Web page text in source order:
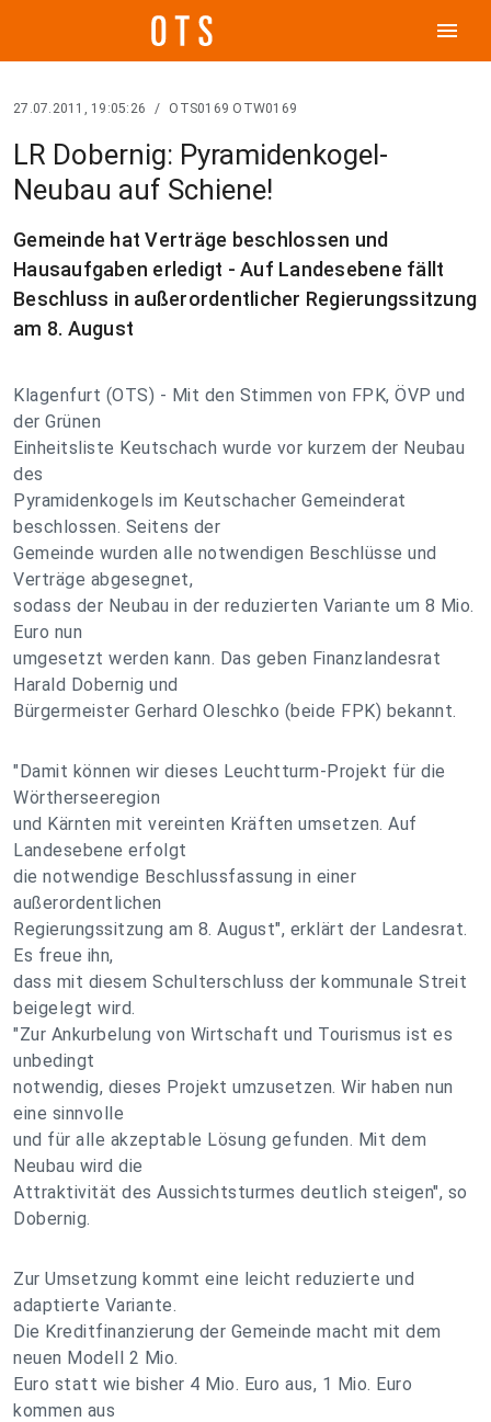
menu
27.07.2011, 19:05:26 / OTS0169 OTW0169
LR Dobernig: Pyramidenkogel-
Neubau auf Schiene!
Gemeinde hat Verträge beschlossen und
Hausaufgaben erledigt - Auf Landesebene fällt
Beschluss in außerordentlicher Regierungssitzung
am 8. August
Klagenfurt (OTS) - Mit den Stimmen von FPK, ÖVP und
der Grünen
Einheitsliste Keutschach wurde vor kurzem der Neubau
des
Pyramidenkogels im Keutschacher Gemeinderat
beschlossen. Seitens der
Gemeinde wurden alle notwendigen Beschlüsse und
Verträge abgesegnet,
sodass der Neubau in der reduzierten Variante um 8 Mio.
Euro nun
umgesetzt werden kann. Das geben Finanzlandesrat
Harald Dobernig und
Bürgermeister Gerhard Oleschko (beide FPK) bekannt.
"Damit können wir dieses Leuchtturm-Projekt für die
Wörtherseeregion
und Kärnten mit vereinten Kräften umsetzen. Auf
Landesebene erfolgt
die notwendige Beschlussfassung in einer
außerordentlichen
Regierungssitzung am 8. August", erklärt der Landesrat.
Es freue ihn,
dass mit diesem Schulterschluss der kommunale Streit
beigelegt wird.
"Zur Ankurbelung von Wirtschaft und Tourismus ist es
unbedingt
notwendig, dieses Projekt umzusetzen. Wir haben nun
eine sinnvolle
und für alle akzeptable Lösung gefunden. Mit dem
Neubau wird die
Attraktivität des Aussichtsturmes deutlich steigen", so
Dobernig.
Zur Umsetzung kommt eine leicht reduzierte und
adaptierte Variante.
Die Kreditfinanzierung der Gemeinde macht mit dem
neuen Modell 2 Mio.
Euro statt wie bisher 4 Mio. Euro aus, 1 Mio. Euro
kommen aus